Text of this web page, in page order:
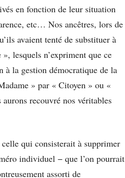
en fonction de leur situation
etc… Nos ancêtres, lors de
avaient tenté de substituer à
lesquels n’expriment que ce
la gestion démocratique de la
» par « Citoyen » ou «
recouvré nos véritables
qui consisterait à supprimer
individuel − que l’on pourrait
assorti de